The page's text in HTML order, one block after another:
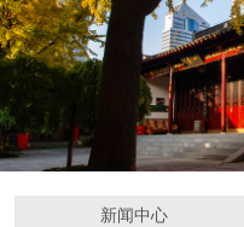
新闻中心